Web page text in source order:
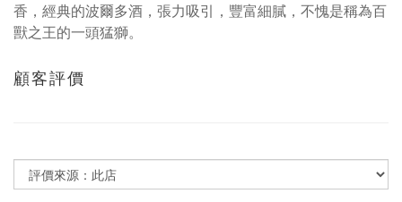
香，經典的波爾多酒，張力吸引，豐富細膩，不愧是稱為百
獸之王的一頭猛獅。
顧客評價